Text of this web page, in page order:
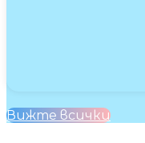
Вижте всички